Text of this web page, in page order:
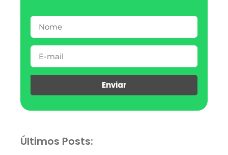
Enviar
Últimos Posts: